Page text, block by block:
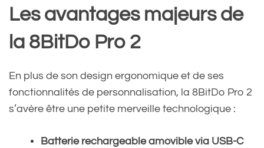
Les avantages majeurs de
la 8BitDo Pro 2
En plus de son design ergonomique et de ses
fonctionnalités de personnalisation, la 8BitDo Pro 2
s’avère être une petite merveille technologique :
Batterie rechargeable amovible via USB-C